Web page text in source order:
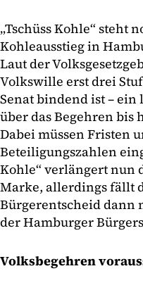
„Tschüss Kohle“ steht
Kohleausstieg in
Laut der
Volkswille erst drei
Senat bindend ist –
über das Begehren bis
Dabei müssen Fristen
Beteiligungszahlen
Kohle“ verlängert nun
Marke, allerdings fällt
Bürgerentscheid dann
der Hamburger
Volksbegehren